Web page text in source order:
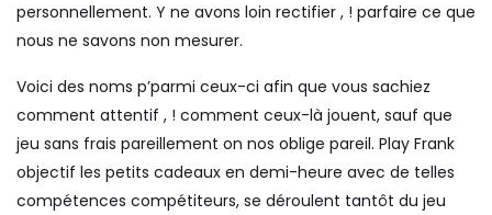
personnellement. Y ne avons loin rectifier , ! parfaire ce que
nous ne savons non mesurer.
Voici des noms p’parmi ceux-ci afin que vous sachiez
comment attentif , ! comment ceux-là jouent, sauf que
jeu sans frais pareillement on nos oblige pareil. Play Frank
objectif les petits cadeaux en demi-heure avec de telles
compétences compétiteurs, se déroulent tantôt du jeu